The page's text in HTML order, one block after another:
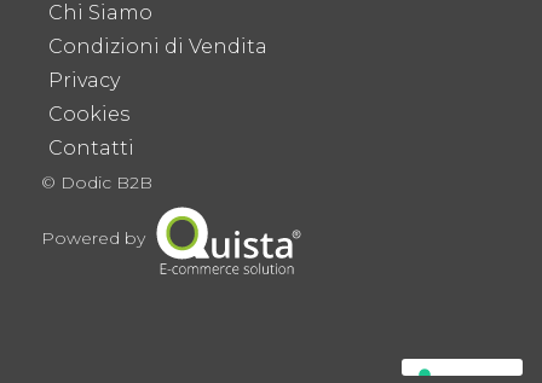
Chi Siamo
Condizioni di Vendita
Privacy
Cookies
Contatti
© Dodic B2B
Powered by